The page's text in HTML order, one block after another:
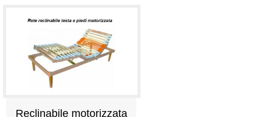
Reclinabile motorizzata